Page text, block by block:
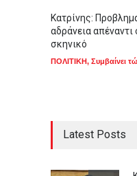
Κατρίνης:
αδράνεια
σκηνικό
ΠΟΛΙΤΙΚΗ, Συμβαίνει
Latest Posts